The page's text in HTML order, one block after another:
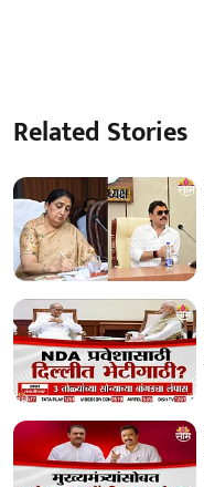
Related Stories